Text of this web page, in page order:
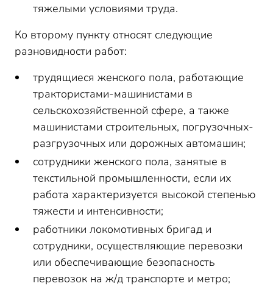
тяжелыми условиями труда.
Ко второму пункту относят следующие
разновидности работ:
трудящиеся женского пола, работающие
трактористами-машинистами в
сельскохозяйственной сфере, а также
машинистами строительных, погрузочных-
разгрузочных или дорожных автомашин;
сотрудники женского пола, занятые в
текстильной промышленности, если их
работа характеризуется высокой степенью
тяжести и интенсивности;
работники локомотивных бригад и
сотрудники, осуществляющие перевозки
или обеспечивающие безопасность
перевозок на ж/д транспорте и метро;